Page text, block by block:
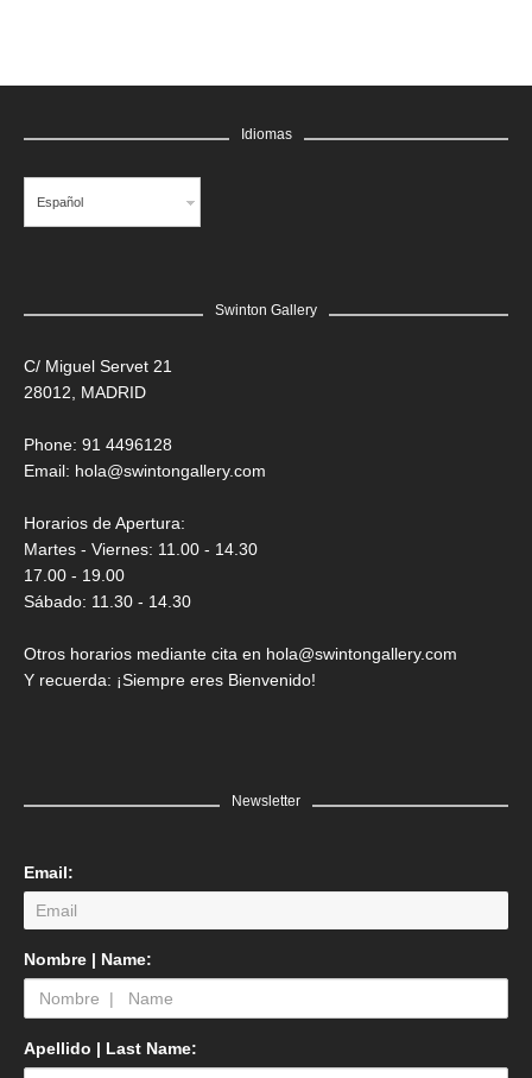
LEER MÁS
Edgar Flores “SANER” | El reflejo de la verdad, el hombre
Idiomas
Español
Swinton Gallery
C/ Miguel Servet 21
28012, MADRID
Phone: 91 4496128
Email: hola@swintongallery.com
Horarios de Apertura:
Martes - Viernes: 11.00 - 14.30
17.00 - 19.00
Sábado: 11.30 - 14.30
Otros horarios mediante cita en hola@swintongallery.com
Y recuerda: ¡Siempre eres Bienvenido!
Newsletter
Email:
Nombre | Name:
Apellido | Last Name: